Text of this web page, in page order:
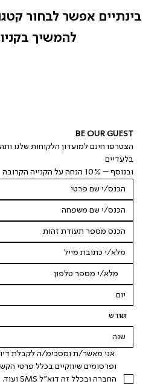
בינתיים אפשר לבחור
להמשיך
BE OUR GUEST
בלעדיים
ובנוסף – 10% הנחה על הקנייה הקרובה